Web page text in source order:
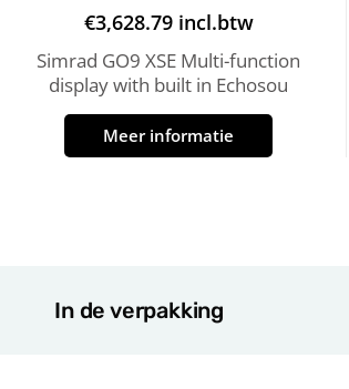
€3,628.79 incl.btw
Simrad GO9 XSE Multi-function
display with built in Echosou
Meer informatie
In de verpakking